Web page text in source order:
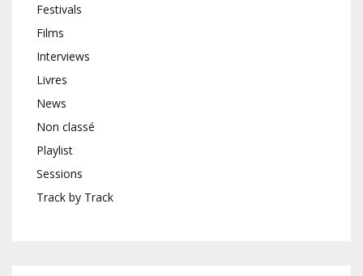
Festivals
Films
Interviews
Livres
News
Non classé
Playlist
Sessions
Track by Track